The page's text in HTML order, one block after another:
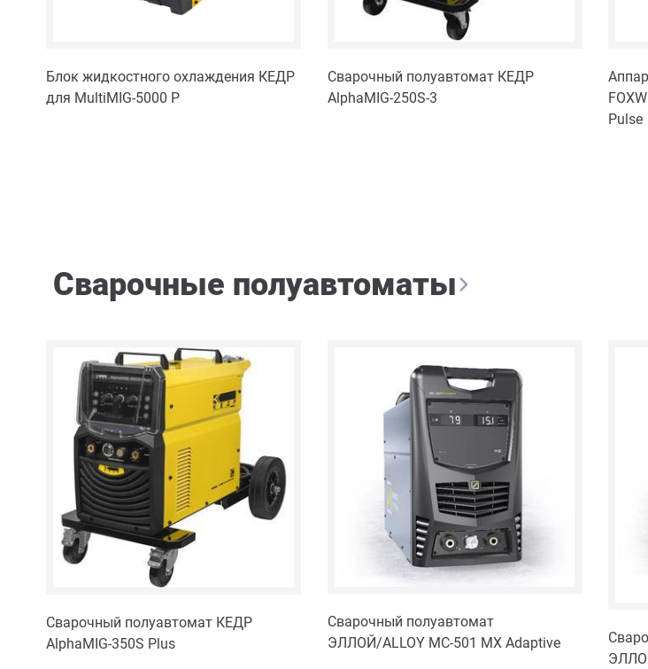
Блок жидкостного охлаждения КЕДР
для MultiMIG-5000 P
Сварочный полуавтомат КЕДР
AlphaMIG-250S-3
Pulse
Сварочные полуавтоматы
Сварочный полуавтомат КЕДР
AlphaMIG-350S Plus
Сварочный полуавтомат
ЭЛЛОЙ/ALLOY МС-501 МХ Adaptive